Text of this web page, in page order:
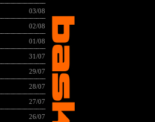
03/08
02/08
01/08
31/07
29/07
28/07
27/07
26/07